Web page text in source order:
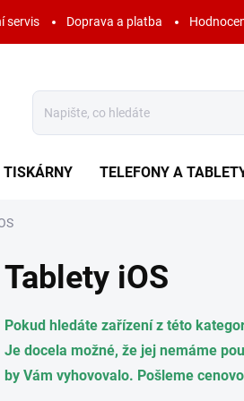
servis Doprava a platba
TISKÁRNY TELEFONY A
Tablety iOS
Pokud hledáte zařízení z této
Je docela možné, že jej nemáme
by Vám vyhovovalo. Pošleme